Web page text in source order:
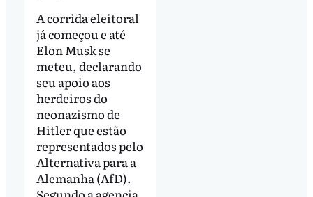
A corrida eleitoral
já começou e até
Elon Musk se
meteu, declarando
seu apoio aos
herdeiros do
neonazismo de
Hitler que estão
representados pelo
Alternativa para a
Alemanha (AfD).